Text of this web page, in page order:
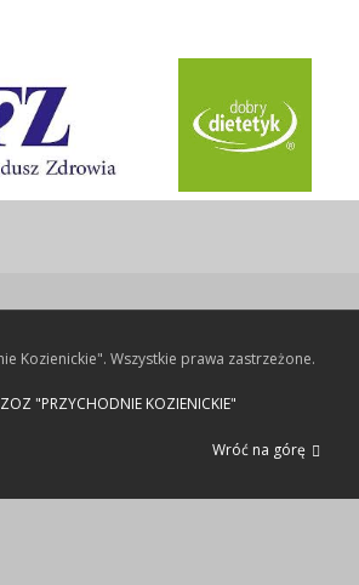
Kozienickie". Wszystkie prawa zastrzeżone.
"PRZYCHODNIE KOZIENICKIE"
Wróć na górę